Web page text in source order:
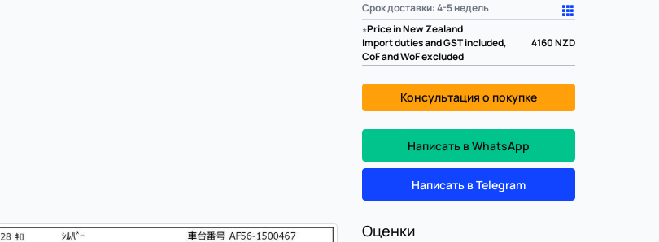
Срок доставки: 4-5 недель
∗Price in New Zealand
Import duties and GST included,
CoF and WoF excluded
4160NZD
Консультация о покупке
Написать в WhatsApp
Написать в Telegram
Оценки